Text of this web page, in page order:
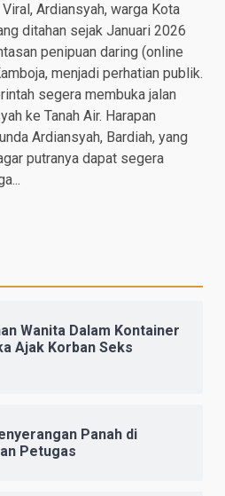
Ardiansyah, warga Kota
ditahan sejak Januari 2026
penipuan daring (online
menjadi perhatian publik.
segera membuka jalan
ke Tanah Air. Harapan
Ardiansyah, Bardiah, yang
putranya dapat segera
Wanita Dalam Kontainer
Ajak Korban Seks
Panah di
Petugas